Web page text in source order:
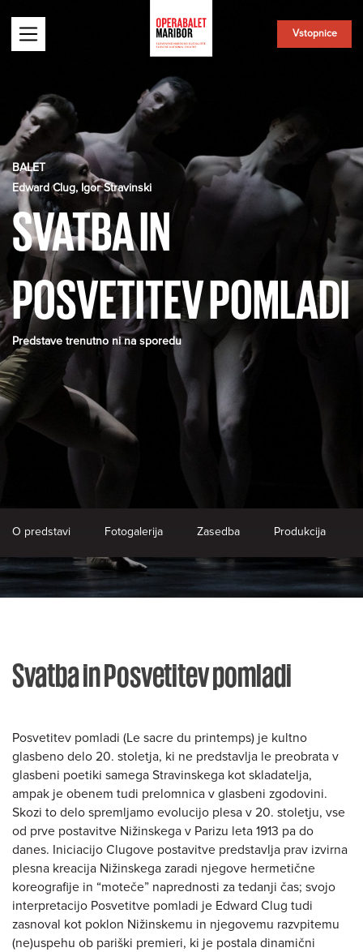
Vstopnice
BALET
Edward Clug, Igor Stravinski
SVATBA IN
POSVETITEV POMLADI
Predstave trenutno ni na sporedu
O predstavi Fotogalerija Zasedba Produkcija
Svatba in Posvetitev pomladi
Posvetitev pomladi (Le sacre du printemps) je kultno
glasbeno delo 20. stoletja, ki ne predstavlja le preobrata v
glasbeni poetiki samega Stravinskega kot skladatelja,
ampak je obenem tudi prelomnica v glasbeni zgodovini.
Skozi to delo spremljamo evolucijo plesa v 20. stoletju, vse
od prve postavitve Nižinskega v Parizu leta 1913 pa do
danes. Iniciacijo Clugove postavitve predstavlja prav izvirna
plesna kreacija Nižinskega zaradi njegove hermetične
koreografije in “moteče” naprednosti za tedanji čas; svojo
interpretacijo Posvetitve pomladi je Edward Clug tudi
zasnoval kot poklon Nižinskemu in njegovemu razvpitemu
(ne)uspehu ob pariški premieri, ki je postala dinamični